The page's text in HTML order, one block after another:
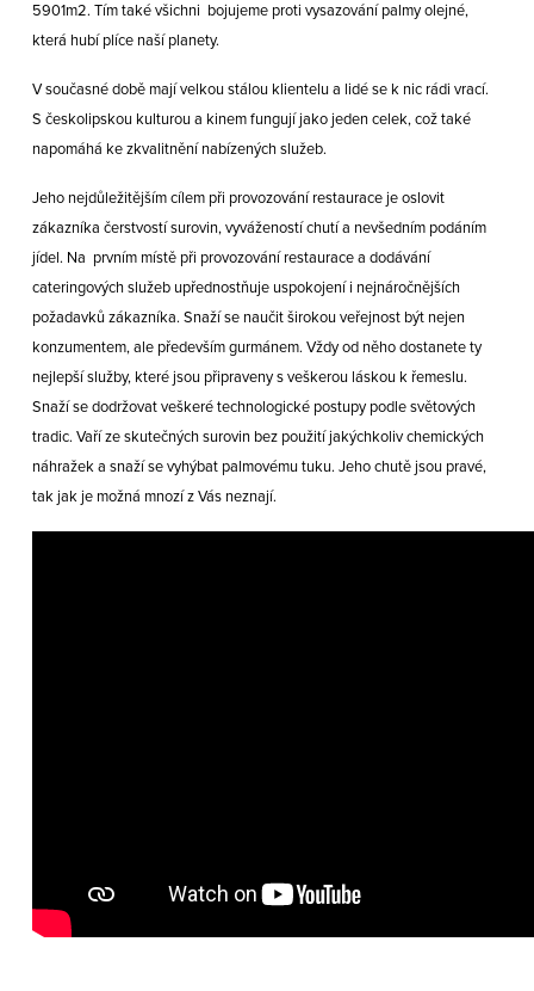
5901m2. Tím také všichni bojujeme proti vysazování palmy olejné,
která hubí plíce naší planety.
V současné době mají velkou stálou klientelu a lidé se k nic rádi vrací.
S českolipskou kulturou a kinem fungují jako jeden celek, což také
napomáhá ke zkvalitnění nabízených služeb.
Jeho nejdůležitějším cílem při provozování restaurace je oslovit
zákazníka čerstvostí surovin, vyvážeností chutí a nevšedním podáním
jídel. Na prvním místě při provozování restaurace a dodávání
cateringových služeb upřednostňuje uspokojení i nejnáročnějších
požadavků zákazníka. Snaží se naučit širokou veřejnost být nejen
konzumentem, ale především gurmánem. Vždy od něho dostanete ty
nejlepší služby, které jsou připraveny s veškerou láskou k řemeslu.
Snaží se dodržovat veškeré technologické postupy podle světových
tradic. Vaří ze skutečných surovin bez použití jakýchkoliv chemických
náhražek a snaží se vyhýbat palmovému tuku. Jeho chutě jsou pravé,
tak jak je možná mnozí z Vás neznají.